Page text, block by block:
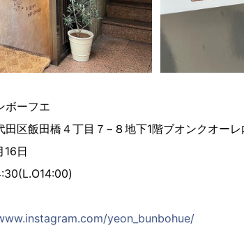
ーフエ
飯田橋４丁目７−８地下1階ブオンクオーレ
16日
yeon_bunbohue/